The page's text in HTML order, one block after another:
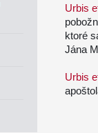
Urbis
ktoré
Jána
Urbis